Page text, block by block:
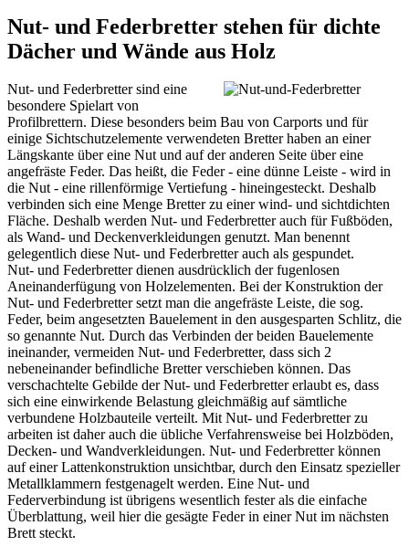
Nut- und Federbretter stehen für dichte
Dächer und Wände aus Holz
Nut- und Federbretter sind eine
besondere Spielart von
Profilbrettern. Diese besonders beim Bau von Carports und für
einige Sichtschutzelemente verwendeten Bretter haben an einer
Längskante über eine Nut und auf der anderen Seite über eine
angefräste Feder. Das heißt, die Feder - eine dünne Leiste - wird in
die Nut - eine rillenförmige Vertiefung - hineingesteckt. Deshalb
verbinden sich eine Menge Bretter zu einer wind- und sichtdichten
Fläche. Deshalb werden Nut- und Federbretter auch für Fußböden,
als Wand- und Deckenverkleidungen genutzt. Man benennt
gelegentlich diese Nut- und Federbretter auch als gespundet.
Nut- und Federbretter dienen ausdrücklich der fugenlosen
Aneinanderfügung von Holzelementen. Bei der Konstruktion der
Nut- und Federbretter setzt man die angefräste Leiste, die sog.
Feder, beim angesetzten Bauelement in den ausgesparten Schlitz, die
so genannte Nut. Durch das Verbinden der beiden Bauelemente
ineinander, vermeiden Nut- und Federbretter, dass sich 2
nebeneinander befindliche Bretter verschieben können. Das
verschachtelte Gebilde der Nut- und Federbretter erlaubt es, dass
sich eine einwirkende Belastung gleichmäßig auf sämtliche
verbundene Holzbauteile verteilt. Mit Nut- und Federbretter zu
arbeiten ist daher auch die übliche Verfahrensweise bei Holzböden,
Decken- und Wandverkleidungen. Nut- und Federbretter können
auf einer Lattenkonstruktion unsichtbar, durch den Einsatz spezieller
Metallklammern festgenagelt werden. Eine Nut- und
Federverbindung ist übrigens wesentlich fester als die einfache
Überblattung, weil hier die gesägte Feder in einer Nut im nächsten
Brett steckt.